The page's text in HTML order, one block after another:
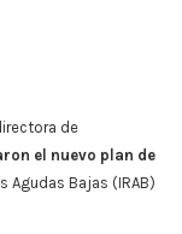
de
el nuevo plan de
Agudas Bajas (IRAB)